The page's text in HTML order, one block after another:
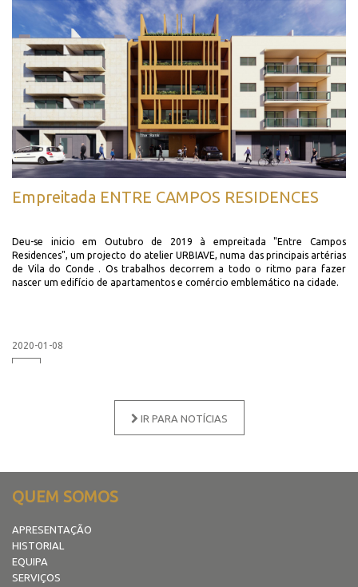
Empreitada ENTRE CAMPOS RESIDENCES
Deu-se inicio em Outubro de 2019 à empreitada "Entre Campos
Residences", um projecto do atelier URBIAVE, numa das principais artérias
de Vila do Conde . Os trabalhos decorrem a todo o ritmo para fazer
nascer um edifício de apartamentos e comércio emblemático na cidade.
2020-01-08
IR PARA NOTÍCIAS
QUEM SOMOS
APRESENTAÇÃO
HISTORIAL
EQUIPA
SERVIÇOS